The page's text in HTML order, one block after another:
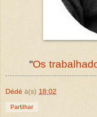
"Os
Dédé à(s) 18:02
Partilhar